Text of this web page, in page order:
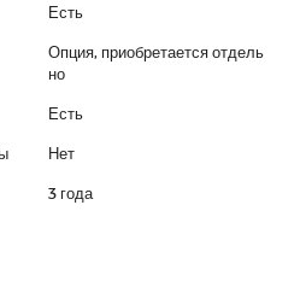
Есть
Опция, приобретается отдель
но
Есть
Нет
3 года